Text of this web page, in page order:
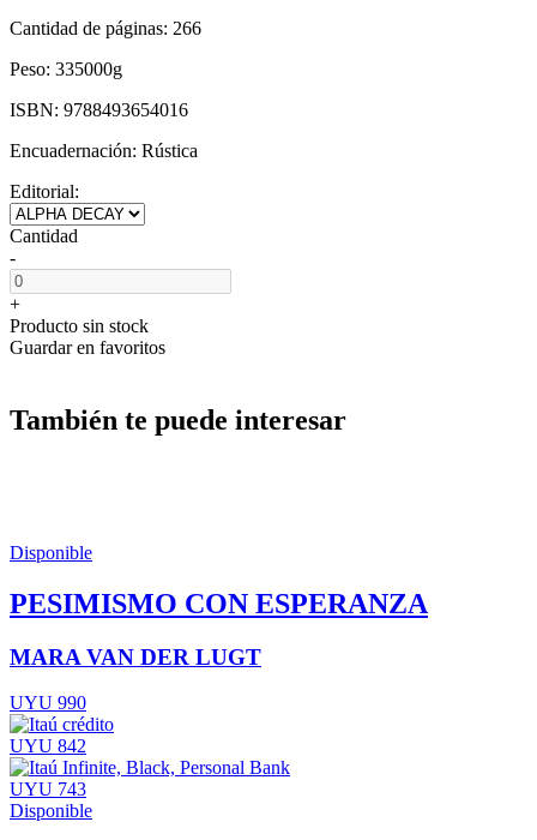
Cantidad de páginas: 266
Peso: 335000g
ISBN: 9788493654016
Encuadernación: Rústica
Editorial:
Cantidad
-
+
Producto sin stock
Guardar en favoritos
También te puede interesar
Disponible
PESIMISMO CON ESPERANZA
MARA VAN DER LUGT
UYU 990
UYU 842
UYU 743
Disponible